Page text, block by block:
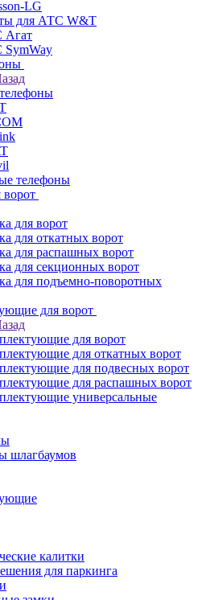
LG
для АТС W&T
Агат
телефоны
ворот
для ворот
для откатных ворот
для распашных ворот
для секционных ворот
для подъемно-поворотных
для ворот
для ворот
для откатных ворот
для подвесных ворот
для распашных ворот
универсальные
шлагбаумов
калитки
для паркинга